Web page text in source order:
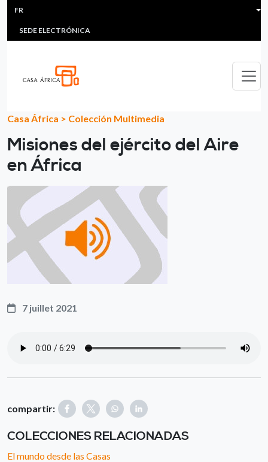
Aller au contenu principal
HEADER MENU
MULTIMEDIA
SEDE ELECTRÓNICA
FR
Casa África > Colección Multimedia
Misiones del ejército del Aire
en África
7 juillet 2021
compartir:
COLECCIONES RELACIONADAS
El mundo desde las Casas